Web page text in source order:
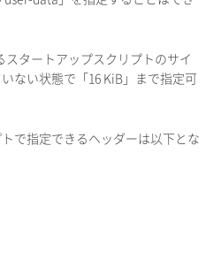
スタートアップスクリプトのサイ
ない状態で「16 KiB」まで指定可
で指定できるヘッダーは以下とな